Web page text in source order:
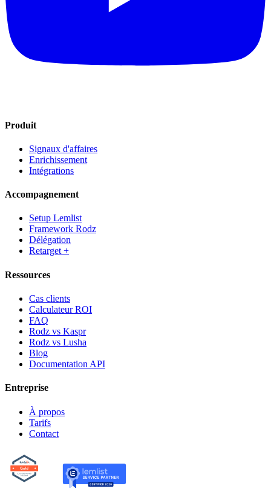
Produit
Signaux d'affaires
Enrichissement
Intégrations
Accompagnement
Setup Lemlist
Framework Rodz
Délégation
Retarget +
Ressources
Cas clients
Calculateur ROI
FAQ
Rodz vs Kaspr
Rodz vs Lusha
Blog
Documentation API
Entreprise
À propos
Tarifs
Contact